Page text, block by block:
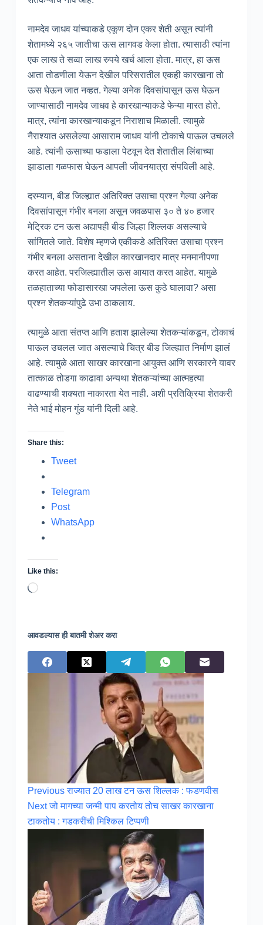
नामदेव जाधव यांच्याकडे एकूण दोन एकर शेती असून त्यांनी
शेतामध्ये २६५ जातीचा ऊस लागवड केला होता. त्यासाठी त्यांना
एक लाख ते सव्वा लाख रुपये खर्च आला होता. मात्र, हा ऊस
आता तोडणीला येऊन देखील परिसरातील एकही कारखाना तो
ऊस घेऊन जात नव्हत. गेल्या अनेक दिवसांपासून ऊस घेऊन
जाण्यासाठी नामदेव जाधव हे कारखान्याकडे फेऱ्या मारत होते.
मात्र, त्यांना कारखान्याकडून निराशाच मिळाली. त्यामुळे
नैराश्यात असलेल्या आसाराम जाधव यांनी टोकाचे पाऊल उचलले
आहे. त्यांनी ऊसाच्या फडाला पेटवून देत शेतातील लिंबाच्या
झाडाला गळफास घेऊन आपली जीवनयात्रा संपविली आहे.
दरम्यान, बीड जिल्ह्यात अतिरिक्त उसाचा प्रश्न गेल्या अनेक
दिवसांपासून गंभीर बनला असून जवळपास ३० ते ४० हजार
मेट्रिक टन ऊस अद्यापही बीड जिल्हा शिल्लक असल्याचे
सांगितले जाते. विशेष म्हणजे एकीकडे अतिरिक्त उसाचा प्रश्न
गंभीर बनला असताना देखील कारखानदार मात्र मनमानीपणा
करत आहेत. परजिल्ह्यातील ऊस आयात करत आहेत. यामुळे
तळहाताच्या फोडासारखा जपलेला ऊस कुठे घालावा? असा
प्रश्‍न शेतकऱ्यांपुढे उभा ठाकलाय.
त्यामुळे आता संतप्त आणि हताश झालेल्या शेतकऱ्यांकडून, टोकाचं
पाऊल उचलल जात असल्याचे चित्र बीड जिल्ह्यात निर्माण झालं
आहे. त्यामुळे आता साखर कारखाना आयुक्त आणि सरकारने यावर
तात्काळ तोडगा काढावा अन्यथा शेतकऱ्यांच्या आत्महत्या
वाढण्याची शक्यता नाकारता येत नाही. अशी प्रतिक्रिया शेतकरी
नेते भाई मोहन गुंड यांनी दिली आहे.
Share this:
Tweet
Telegram
Post
WhatsApp
Like this:
Loading…
आवडल्यास ही बातमी शेअर करा
Previousराज्यात 20 लाख टन ऊस शिल्लक : फडणवीस
Nextजो मागच्या जन्मी पाप करतोय तोच साखर कारखाना
टाकतोय : गडकरींची मिश्किल टिप्पणी